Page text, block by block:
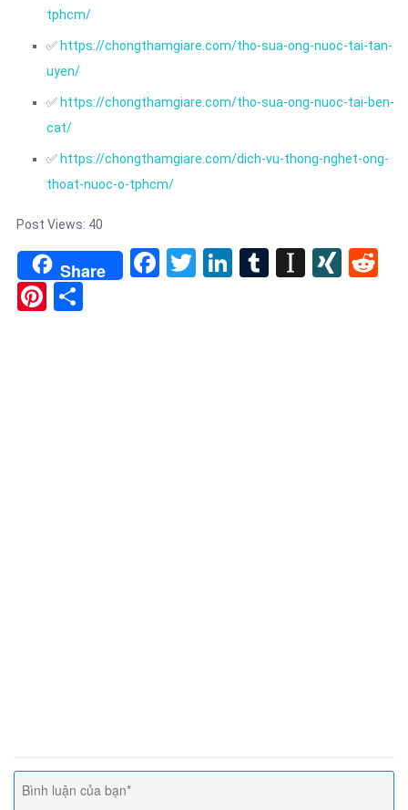
tphcm/
✅ https://chongthamgiare.com/tho-sua-ong-nuoc-tai-tan-
uyen/
✅ https://chongthamgiare.com/tho-sua-ong-nuoc-tai-ben-
cat/
✅ https://chongthamgiare.com/dich-vu-thong-nghet-ong-
thoat-nuoc-o-tphcm/
Post Views: 40
Share Facebook
TwitterLinkedIn
Tumblr
Pinterest